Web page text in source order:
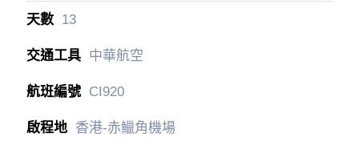
13
中華航空
CI920
香港-赤鱲角機場